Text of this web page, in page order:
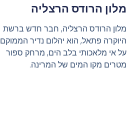
מלון הרודס הרצליה
מלון הרודס הרצליה, חבר חדש ברשת
היוקרה פתאל, הוא יהלום נדיר הממוקם
על אי מלאכותי בלב הים, מרחק ספור
מטרים מקו המים של המרינה.